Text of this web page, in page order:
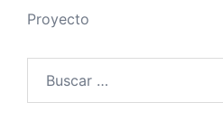
Proyecto